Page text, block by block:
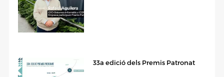
33a edició dels Premis Patronat